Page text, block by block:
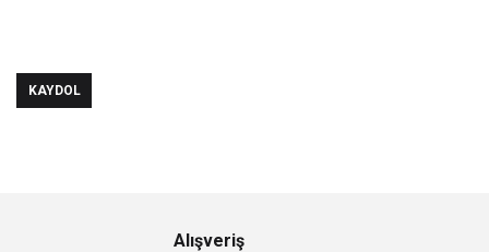
KAYDOL
Alışveriş